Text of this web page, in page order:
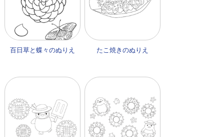
百日草と蝶々のぬりえ たこ焼きのぬりえ